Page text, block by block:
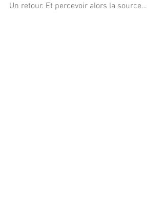
Un retour. Et percevoir alors la source…